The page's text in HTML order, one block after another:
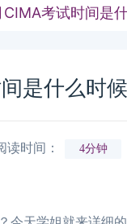
考试时间是
是什么时
读时间： 4分钟